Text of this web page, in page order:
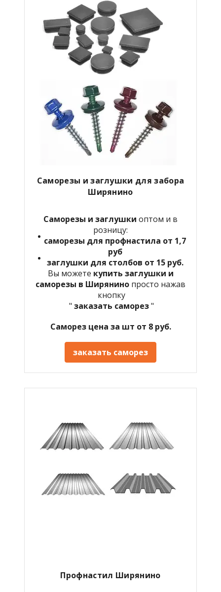
Саморезы и заглушки для забора
Ширянино
Саморезы и заглушки оптом и в
розницу:
саморезы для профнастила от 1,7
руб
заглушки для столбов от 15 руб.
Вы можете купить заглушки и
саморезы в Ширянино просто нажав
кнопку
" заказать саморез"
Саморез цена за шт от 8 руб.
заказать саморез
Профнастил Ширянино